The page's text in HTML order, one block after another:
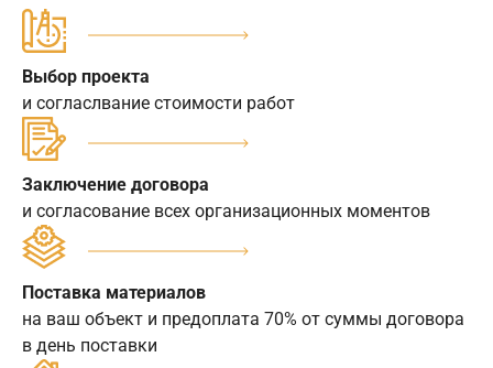
Выбор проекта
и согласлвание стоимости работ
Заключение договора
и согласование всех организационных моментов
Поставка материалов
на ваш объект и предоплата 70% от суммы договора
в день поставки